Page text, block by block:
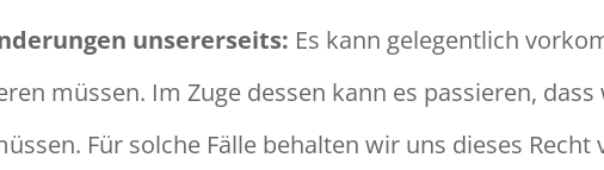
unsererseits: Es kann gelegentlich
müssen. Im Zuge dessen kann es passieren,
Für solche Fälle behalten wir uns dieses Recht